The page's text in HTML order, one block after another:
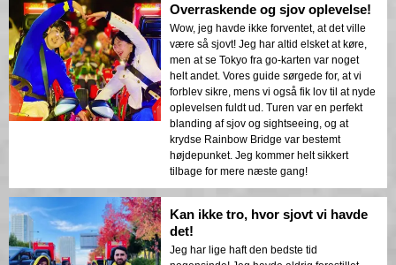
Overraskende og sjov oplevelse!
Wow, jeg havde ikke forventet, at det ville
være så sjovt! Jeg har altid elsket at køre,
men at se Tokyo fra go-karten var noget
helt andet. Vores guide sørgede for, at vi
forblev sikre, mens vi også fik lov til at nyde
oplevelsen fuldt ud. Turen var en perfekt
blanding af sjov og sightseeing, og at
krydse Rainbow Bridge var bestemt
højdepunket. Jeg kommer helt sikkert
tilbage for mere næste gang!
Kan ikke tro, hvor sjovt vi havde
det!
Jeg har lige haft den bedste tid